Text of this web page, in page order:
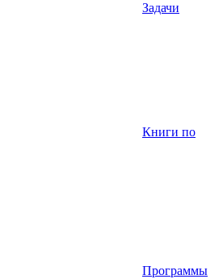
Задачи
Книги по
Программы